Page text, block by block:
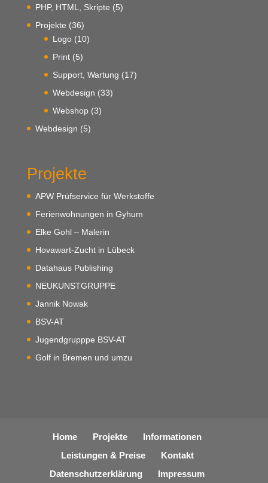
PHP, HTML, Skripte (5)
Projekte (36)
Logo(10)
Print(5)
Support, Wartung (17)
Webdesign (33)
Webshop(3)
Webdesign (5)
Projekte
APW Prüfservice für Werkstoffe
Ferienwohnungen in Gyhum
Elke Gohl – Malerin
Hovawart-Zucht in Lübeck
Datahaus Publishing
NEUKUNSTGRUPPE
Jannik Nowak
BSV-AT
Jugendgrupppe BSV-AT
Golf in Bremen und umzu
Home Projekte
Informationen
Leistungen & Preise
Kontakt
Datenschutzerklärung
Impressum